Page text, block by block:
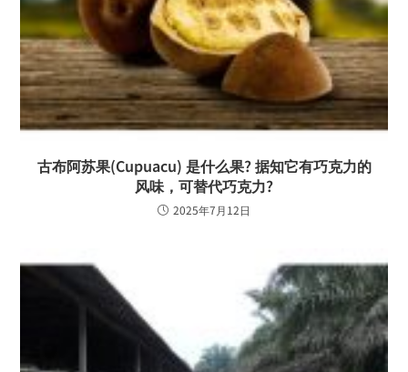
古布阿苏果(Cupuacu) 是什么果? 据知它有巧克力的
风味，可替代巧克力?
2025年7月12日